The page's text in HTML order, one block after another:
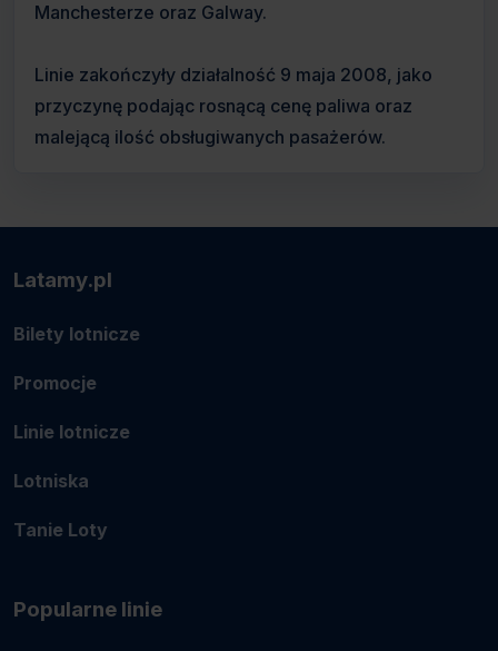
Manchesterze oraz Galway.
Linie zakończyły działalność 9 maja 2008, jako
przyczynę podając rosnącą cenę paliwa oraz
malejącą ilość obsługiwanych pasażerów.
Latamy.pl
Bilety lotnicze
Promocje
Linie lotnicze
Lotniska
Tanie Loty
Popularne linie